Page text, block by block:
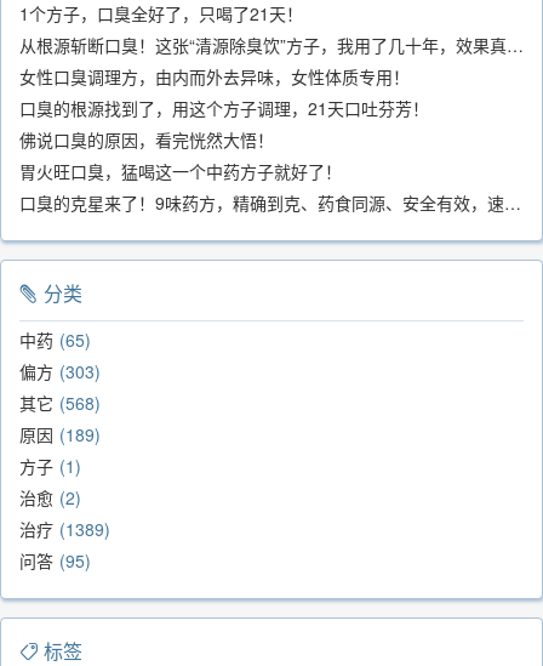
1个方子，口臭全好了，只喝了21天！
从根源斩断口臭！这张“清源除臭饮”方子，我用了几十年，效果真不错
女性口臭调理方，由内而外去异味，女性体质专用！
口臭的根源找到了，用这个方子调理，21天口吐芬芳！
佛说口臭的原因，看完恍然大悟！
胃火旺口臭，猛喝这一个中药方子就好了！
口臭的克星来了！9味药方，精确到克、药食同源、安全有效，速看！
分类
中药 65
偏方 303
其它 568
原因 189
方子 1
治愈 2
治疗 1389
问答 95
标签